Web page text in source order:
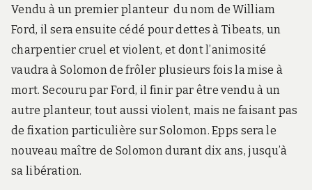
Vendu à un premier planteur du nom de William
Ford, il sera ensuite cédé pour dettes à Tibeats, un
charpentier cruel et violent, et dont l’animosité
vaudra à Solomon de frôler plusieurs fois la mise à
mort. Secouru par Ford, il finir par être vendu à un
autre planteur, tout aussi violent, mais ne faisant pas
de fixation particulière sur Solomon. Epps sera le
nouveau maître de Solomon durant dix ans, jusqu’à
sa libération.